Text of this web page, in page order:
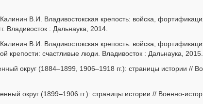
В.И. Владивостокская крепость: войска,
Владивосток : Дальнаука, 2014.
В.И. Владивостокская крепость: войска,
крепости: счастливые люди. Владивосток : Дальнаука, 2015.
округ (1884–1899, 1906–1918 гг.): страницы истории //
округ (1899–1906 гг.): страницы истории // Военно-